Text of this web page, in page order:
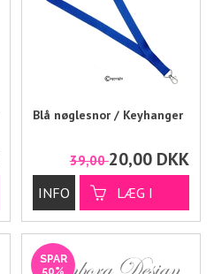
Blå nøglesnor / Keyhanger
39,0020,00 DKK
SPAR